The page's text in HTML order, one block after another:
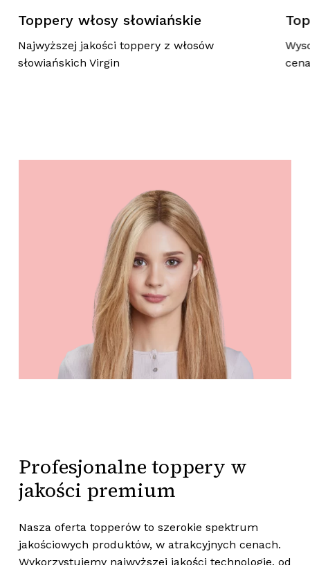
Toppery włosy słowiańskie
Najwyższej jakości toppery z włosów
słowiańskich Virgin
Profesjonalne toppery w
jakości premium
Nasza oferta topperów to szerokie spektrum
jakościowych produktów, w atrakcyjnych cenach.
Wykorzystujemy najwyższej jakości technologie, od